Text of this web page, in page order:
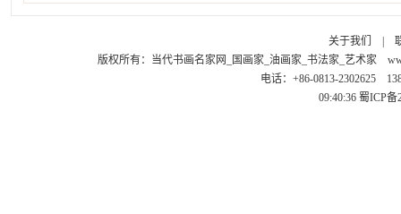
关于我们
版权所有： 当代书画名家网_国画家_油画家_书法家_艺术家
电话：+86-0813-2302625
09:40:36 蜀ICP备